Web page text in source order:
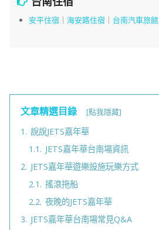
安平住宿｜ 海安路住宿｜ 台南汽車旅館
文章精選目錄 [點我隱藏]
1. 說說JETS嘉年華
1.1. JETS嘉年華台南場資訊
2. JETS嘉年華遊樂設施玩樂方式
2.1. 搖滾拖船
2.2. 夜晚的JETS嘉年華
3. JETS嘉年華台南場常見Q&A